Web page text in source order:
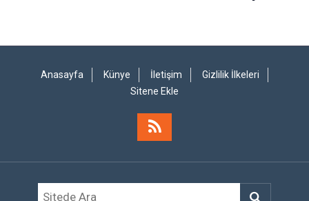
Anasayfa Künye İletişim
Gizlilik İlkeleri
Sitene Ekle